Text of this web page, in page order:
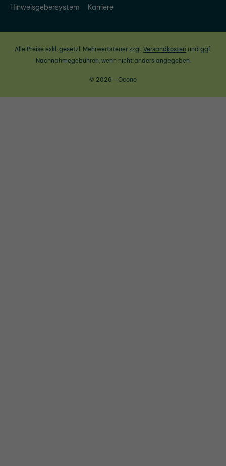
Hinweisgebersystem
Karriere
Alle Preise exkl. gesetzl. Mehrwertsteuer zzgl.Versandkosten und ggf.
Nachnahmegebühren, wenn nicht anders angegeben.
© 2026 - Ocono